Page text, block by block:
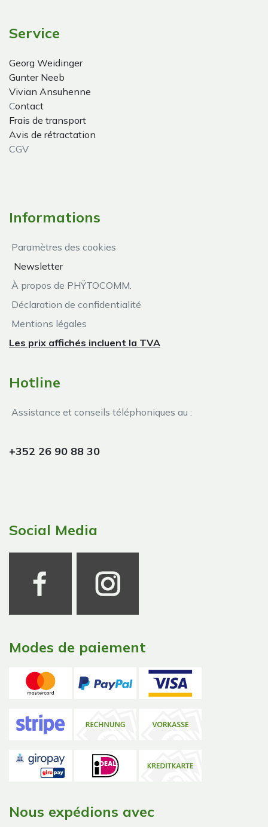
Service
Georg Weidinger
Gunter Neeb
Vivian Ansuhenne
Contact
Frais de transport
Avis de rétractation
CGV
Informations
Paramètres des cookies
Newsletter
À propos de PHŸTOCOMM.
Déclaration de confidentialité
Mentions légales
Les prix affichés incluent la TVA
Hotline
Assistance et conseils téléphoniques au :
+352 26 90 88 30
Social Media
Modes de paiement
Nous expédions avec